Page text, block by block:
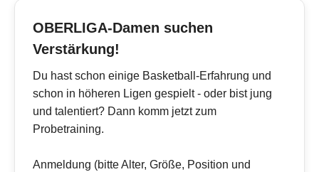
OBERLIGA-Damen suchen
Verstärkung!
Du hast schon einige Basketball-Erfahrung und
schon in höheren Ligen gespielt - oder bist jung
und talentiert? Dann komm jetzt zum
Probetraining.
Anmeldung (bitte Alter, Größe, Position und